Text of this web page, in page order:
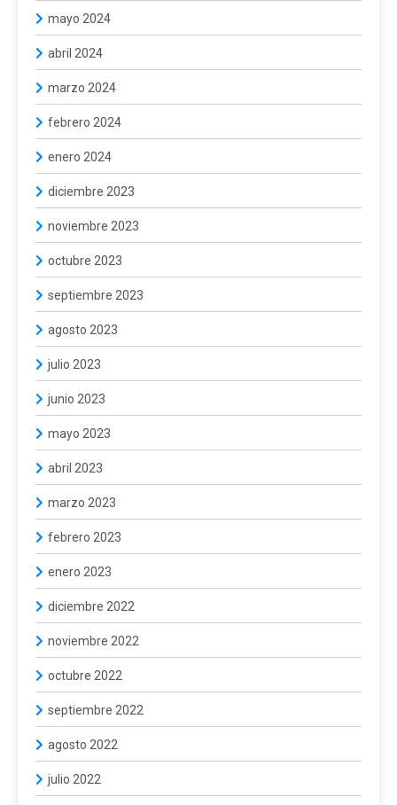
mayo 2024
abril 2024
marzo 2024
febrero 2024
enero 2024
diciembre 2023
noviembre 2023
octubre 2023
septiembre 2023
agosto 2023
julio 2023
junio 2023
mayo 2023
abril 2023
marzo 2023
febrero 2023
enero 2023
diciembre 2022
noviembre 2022
octubre 2022
septiembre 2022
agosto 2022
julio 2022